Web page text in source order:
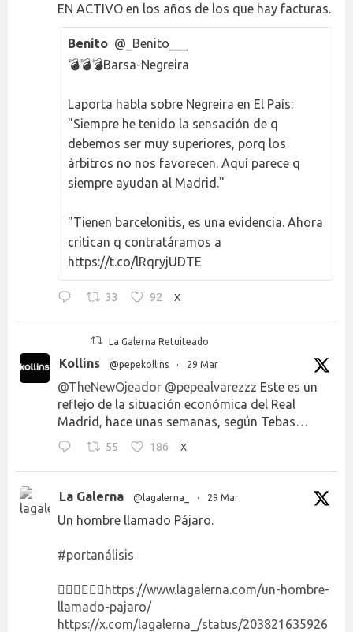
EN ACTIVO en los años de los que hay facturas.
Benito @_Benito___
💣💣💣Barsa-Negreira
Laporta habla sobre Negreira en El País:
"Siempre he tenido la sensación de q
debemos ser muy superiores, porq los
árbitros no nos favorecen. Aquí parece q
siempre ayudan al Madrid."
"Tienen barcelonitis, es una evidencia. Ahora
critican q contratáramos a
https://t.co/lRqryjUDTE
33 92 X
La Galerna Retuiteado
Kollins @pepekollins · 29 Mar
@TheNewOjeador @pepealvarezzz Este es un
reflejo de la situación económica del Real
Madrid, hace unas semanas, según Tebas…
55 186 X
La Galerna @lagalerna_ · 29 Mar
Un hombre llamado Pájaro.
#portanálisis
👉🏻👉🏻👉🏻 https://www.lagalerna.com/un-hombre-
llamado-pajaro/
https://x.com/lagalerna_/status/203821635926